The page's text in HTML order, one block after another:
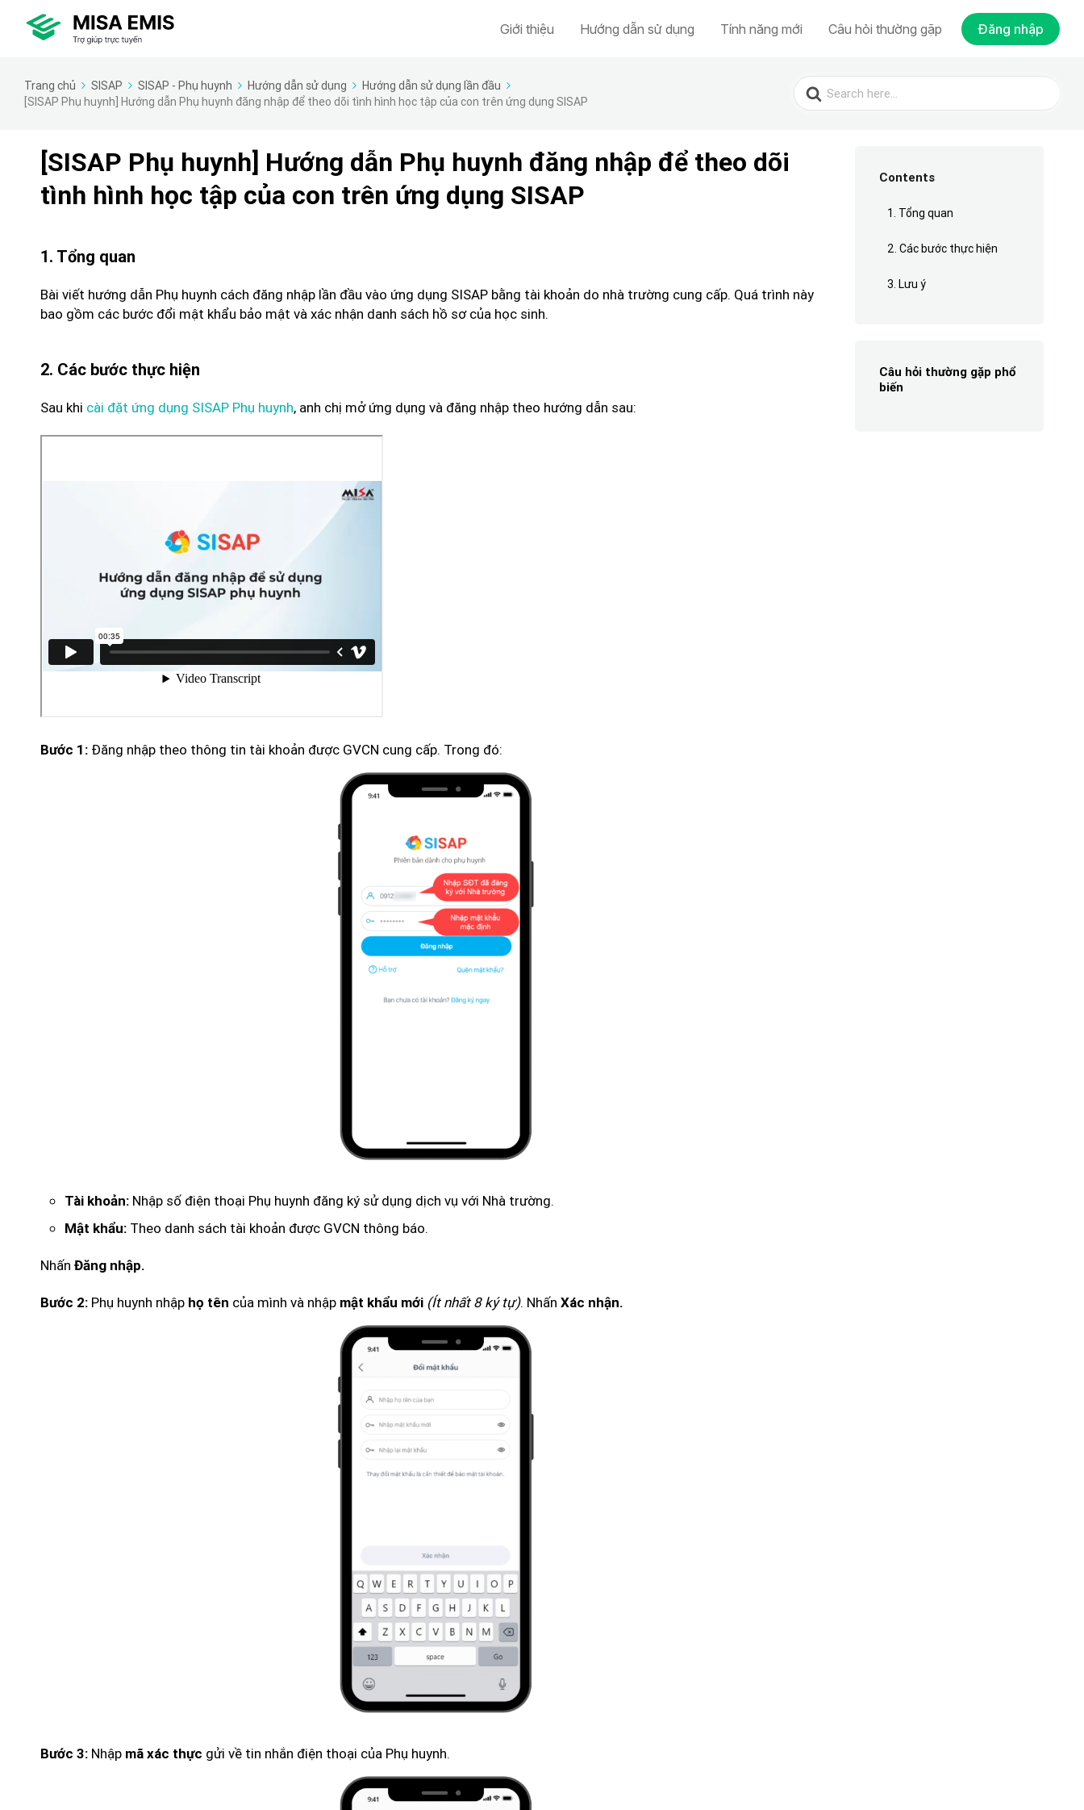
Giới thiệu Hướng dẫn sử dụng Tính năng mới Câu hỏi thường gặp Đăng nhập
Trang chủ SISAP SISAP - Phụ huynh Hướng dẫn sử dụng
Hướng dẫn sử dụng lần đầu
[SISAP Phụ huynh] Hướng dẫn Phụ huynh đăng nhập để theo dõi tình hình học tập của con trên ứng dụng SISAP
Search
for:
[SISAP Phụ huynh] Hướng dẫn Phụ huynh đăng nhập để theo dõi
tình hình học tập của con trên ứng dụng SISAP
1. Tổng quan
Bài viết hướng dẫn Phụ huynh cách đăng nhập lần đầu vào ứng dụng SISAP bằng tài khoản do nhà trường cung cấp. Quá trình này
bao gồm các bước đổi mật khẩu bảo mật và xác nhận danh sách hồ sơ của học sinh.
2. Các bước thực hiện
Sau khi cài đặt ứng dụng SISAP Phụ huynh, anh chị mở ứng dụng và đăng nhập theo hướng dẫn sau:
Bước 1: Đăng nhập theo thông tin tài khoản được GVCN cung cấp. Trong đó:
Tài khoản: Nhập số điện thoại Phụ huynh đăng ký sử dụng dịch vụ với Nhà trường.
Mật khẩu: Theo danh sách tài khoản được GVCN thông báo.
Nhấn Đăng nhập.
Bước 2: Phụ huynh nhập họ tên của mình và nhập mật khẩu mới (Ít nhất 8 ký tự). Nhấn Xác nhận.
Bước 3: Nhập mã xác thực gửi về tin nhắn điện thoại của Phụ huynh.
Contents
1. Tổng quan
2. Các bước thực hiện
3. Lưu ý
Câu hỏi thường gặp phổ
biến